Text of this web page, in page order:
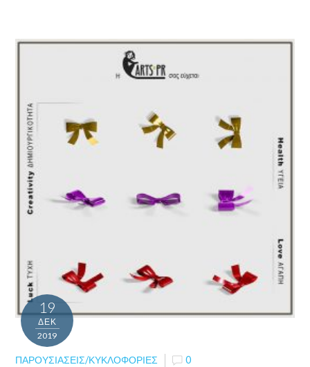
19
ΔΕΚ
2019
ΠΑΡΟΥΣΙΆΣΕΙΣ/ΚΥΚΛΟΦΟΡΊΕΣ 0